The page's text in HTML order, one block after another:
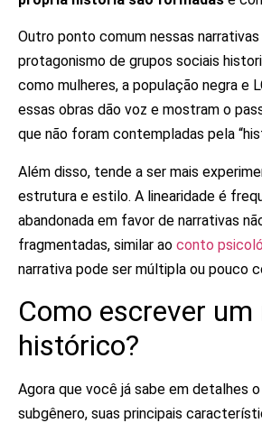
Outro ponto comum nessas
protagonismo de grupos sociais
como mulheres, a população negra e
essas obras dão voz e mostram o
que não foram contempladas pela
Além disso, tende a ser mais
estrutura e estilo. A linearidade é
abandonada em favor de narrativas
fragmentadas, similar ao conto
narrativa pode ser múltipla ou pouco
Como escrever
histórico?
Agora que você já sabe em detalhes
subgênero, suas principais